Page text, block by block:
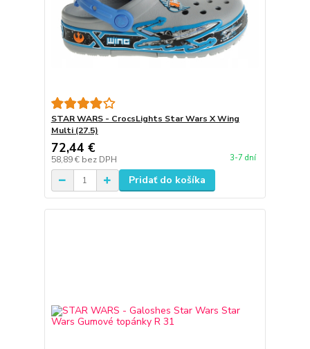
STAR WARS - CrocsLights Star Wars X Wing
Multi (27.5)
72,44 €
58,89 € bez DPH 3-7 dní
Pridať do košíka